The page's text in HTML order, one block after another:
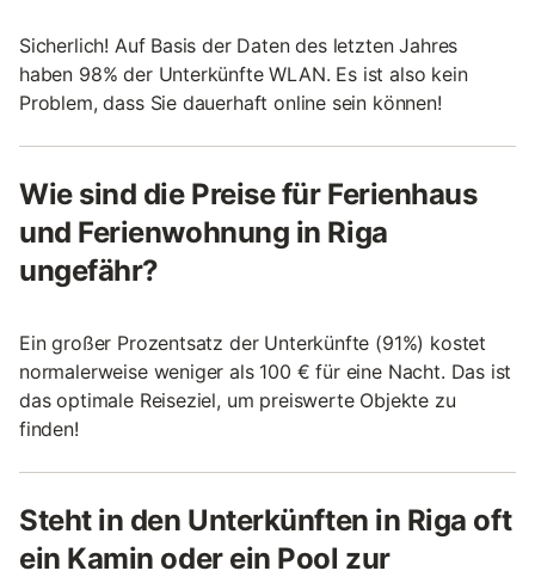
Sicherlich! Auf Basis der Daten des letzten Jahres
haben 98% der Unterkünfte WLAN. Es ist also kein
Problem, dass Sie dauerhaft online sein können!
Wie sind die Preise für Ferienhaus
und Ferienwohnung in Riga
ungefähr?
Ein großer Prozentsatz der Unterkünfte (91%) kostet
normalerweise weniger als 100 € für eine Nacht. Das ist
das optimale Reiseziel, um preiswerte Objekte zu
finden!
Steht in den Unterkünften in Riga oft
ein Kamin oder ein Pool zur